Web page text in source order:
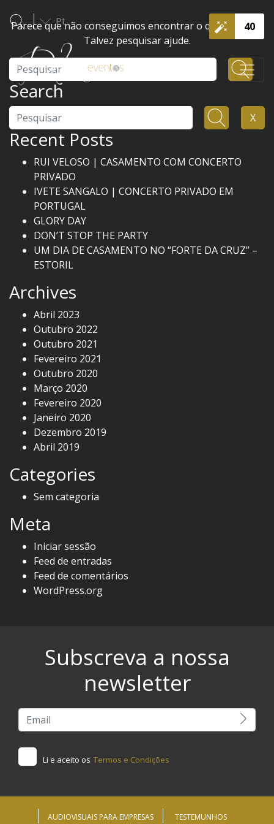
40
Pt
Parece que não conseguimos encontrar o que procura.
Talvez pesquisar ajude.
Search
Pesquisar X
Recent Posts
RUI VELOSO | CASAMENTO COM CONCERTO
PRIVADO
IVETE SANGALO | CONCERTO PRIVADO EM
PORTUGAL
GLORY DAY
DON’T STOP THE PARTY
UM DIA DE CASAMENTO NO “FORTE DA CRUZ” –
ESTORIL
Archives
Abril 2023
Outubro 2022
Outubro 2021
Fevereiro 2021
Outubro 2020
Março 2020
Fevereiro 2020
Janeiro 2020
Dezembro 2019
Abril 2019
Categories
Sem categoria
Meta
Iniciar sessão
Feed de entradas
Feed de comentários
WordPress.org
Subscreva a nossa
newsletter
Li e aceito os Termos e Condições
AUDIOVISUAIS PARA EMPRESAS TESTEMUNHOS